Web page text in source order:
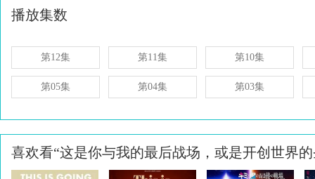
播放集数
第12集 第11集 第10集
第05集 第04集 第03集
喜欢看“这是你与我的最后战场，或是开创世界